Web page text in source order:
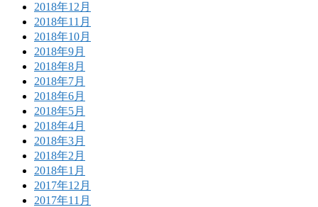
2018年12月
2018年11月
2018年10月
2018年9月
2018年8月
2018年7月
2018年6月
2018年5月
2018年4月
2018年3月
2018年2月
2018年1月
2017年12月
2017年11月